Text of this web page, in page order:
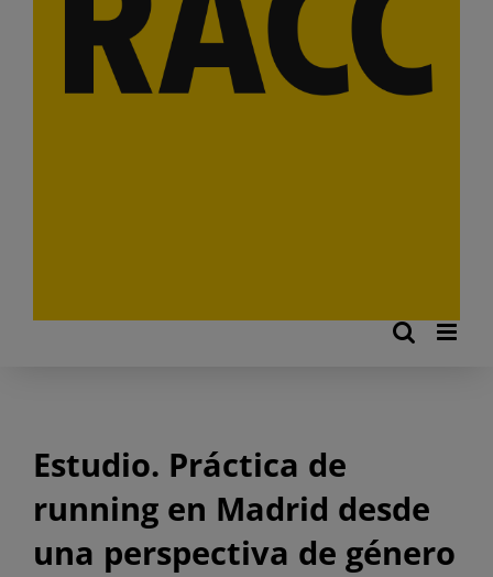
Estudio. Práctica de
running en Madrid desde
una perspectiva de género